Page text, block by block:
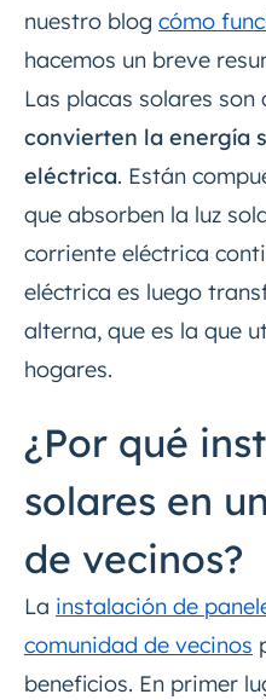
nuestro blog cómo
hacemos un breve
Las placas solares
convierten la energía
eléctrica. Están
que absorben la luz
corriente eléctrica
eléctrica es luego
alterna, que es la que
hogares.
¿Por qué
solares en
de vecinos?
La instalación de
comunidad de vecinos
beneficios. En primer